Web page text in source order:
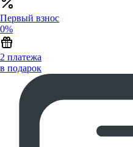
Первый взнос
0%
2 платежа
в подарок